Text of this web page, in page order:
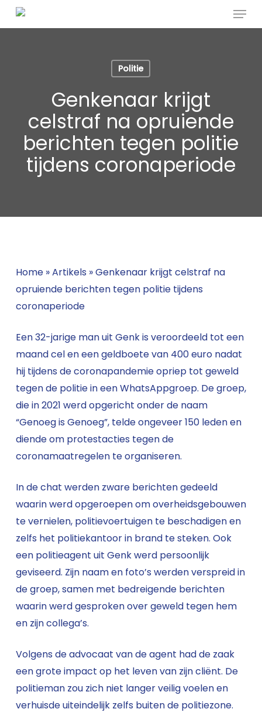
Skip
to
Menu
Politie
Genkenaar krijgt
celstraf na opruiende
berichten tegen politie
tijdens coronaperiode
Home»Artikels »Genkenaar krijgt celstraf na
opruiende berichten tegen politie tijdens
coronaperiode
Een 32-jarige man uit Genk is veroordeeld tot een
maand cel en een geldboete van 400 euro nadat
hij tijdens de coronapandemie opriep tot geweld
tegen de politie in een WhatsAppgroep. De groep,
die in 2021 werd opgericht onder de naam
“Genoeg is Genoeg”, telde ongeveer 150 leden en
diende om protestacties tegen de
coronamaatregelen te organiseren.
In de chat werden zware berichten gedeeld
waarin werd opgeroepen om overheidsgebouwen
te vernielen, politievoertuigen te beschadigen en
zelfs het politiekantoor in brand te steken. Ook
een politieagent uit Genk werd persoonlijk
geviseerd. Zijn naam en foto’s werden verspreid in
de groep, samen met bedreigende berichten
waarin werd gesproken over geweld tegen hem
en zijn collega’s.
Volgens de advocaat van de agent had de zaak
een grote impact op het leven van zijn cliënt. De
politieman zou zich niet langer veilig voelen en
verhuisde uiteindelijk zelfs buiten de politiezone.